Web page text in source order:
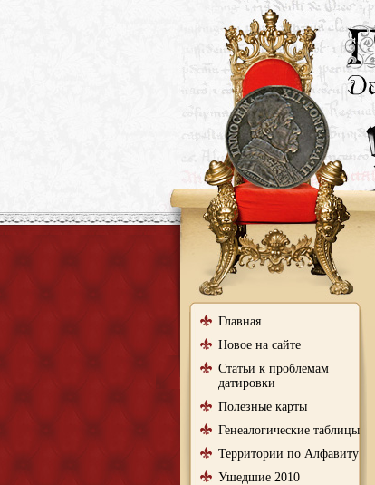
Главная
Новое на сайте
Статьи к проблемам
датировки
Полезные карты
Генеалогические таблицы
Территории по Алфавиту
Ушедшие 2010